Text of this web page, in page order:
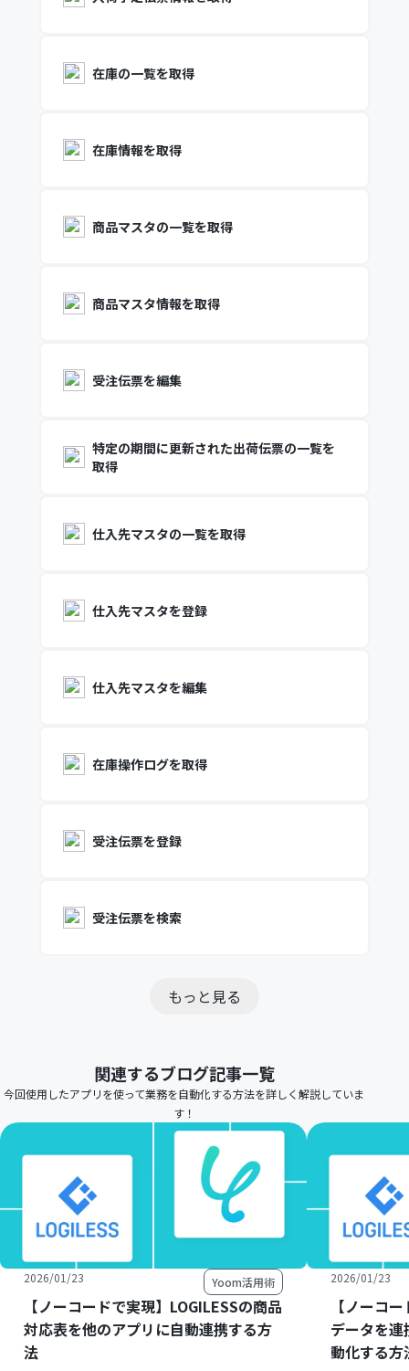
在庫の一覧を取得
在庫情報を取得
商品マスタの一覧を取得
商品マスタ情報を取得
受注伝票を編集
特定の期間に更新された出荷伝票の一覧を
取得
仕入先マスタの一覧を取得
仕入先マスタを登録
仕入先マスタを編集
在庫操作ログを取得
受注伝票を登録
受注伝票を検索
もっと見る
関連するブログ記事一覧
今回使用したアプリを使って業務を自動化する方法を詳しく解説していま
す！
2026/01/23 Yoom活用術
【ノーコードで実現】LOGILESSの商品
対応表を他のアプリに自動連携する方
法
2026/01/23
【ノーコ
データを
動化する方